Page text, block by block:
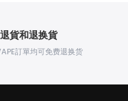
貨和退换貨
訂單均可免费退换货